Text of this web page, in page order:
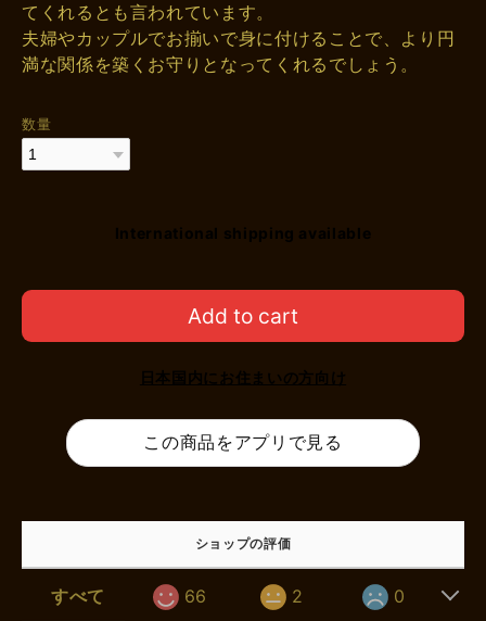
てくれるとも言われています。
夫婦やカップルでお揃いで身に付けることで、より円
満な関係を築くお守りとなってくれるでしょう。
数量
International shipping available
Add to cart
日本国内にお住まいの方向け
この商品をアプリで見る
ショップの評価
すべて 66 2 0